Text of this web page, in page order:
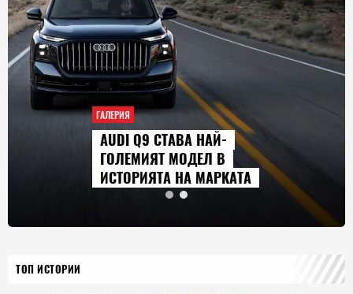
ГАЛЕРИЯ
AUDI Q9 СТАВА НАЙ-
ГОЛЕМИЯТ МОДЕЛ В
ИСТОРИЯТА НА МАРКАТА
ТОП ИСТОРИИ